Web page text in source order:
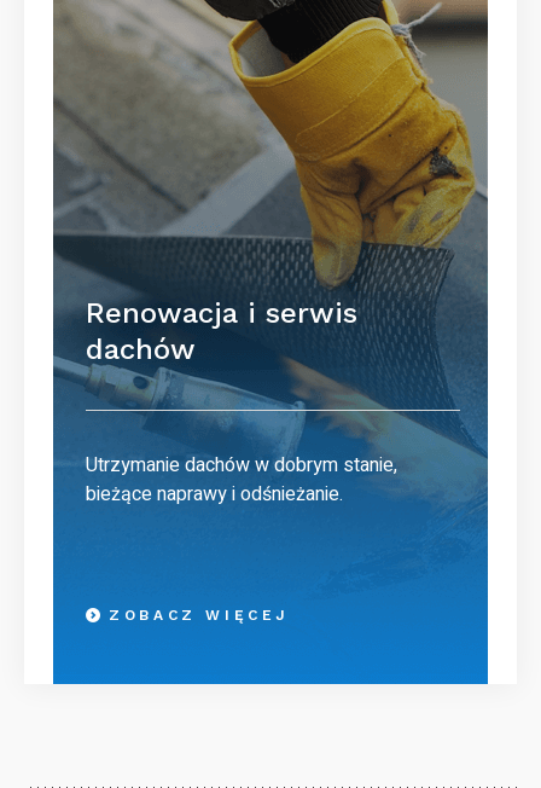
Renowacja i serwis
dachów
Utrzymanie dachów w dobrym stanie,
bieżące naprawy i odśnieżanie.
ZOBACZ WIĘCEJ